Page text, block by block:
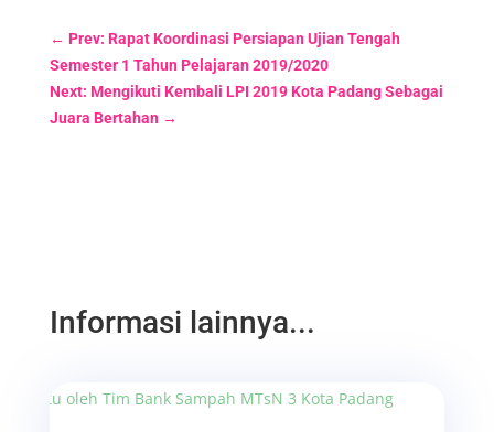
← Prev: Rapat Koordinasi Persiapan Ujian Tengah
Semester 1 Tahun Pelajaran 2019/2020
Next: Mengikuti Kembali LPI 2019 Kota Padang Sebagai
Juara Bertahan→
Informasi lainnya...